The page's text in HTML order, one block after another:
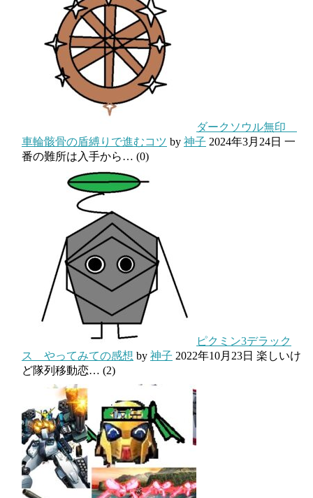
ダークソウル無印
車輪骸骨の盾縛りで進むコツ by 神子 2024年3月24日 一
番の難所は入手から… (0)
ピクミン3デラック
ス やってみての感想 by 神子 2022年10月23日 楽しいけ
ど隊列移動恋… (2)